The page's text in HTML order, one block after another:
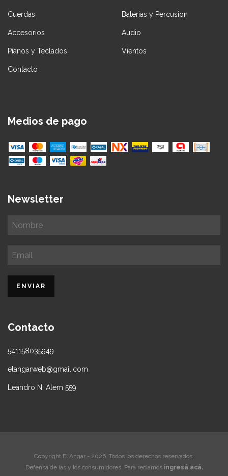
Cuerdas Baterias y Percusion
Accesorios Audio
Pianos y Teclados Vientos
Contacto
Medios de pago
Newsletter
Contacto
541158035949
elangarweb@gmail.com
Leandro N. Alem 559
Copyright El Angar - 2026. Todos los derechos reservados.
Defensa de las y los consumidores. Para reclamos ingresá acá.